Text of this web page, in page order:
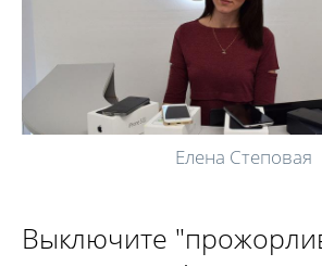
Елена Степовая
Выключите